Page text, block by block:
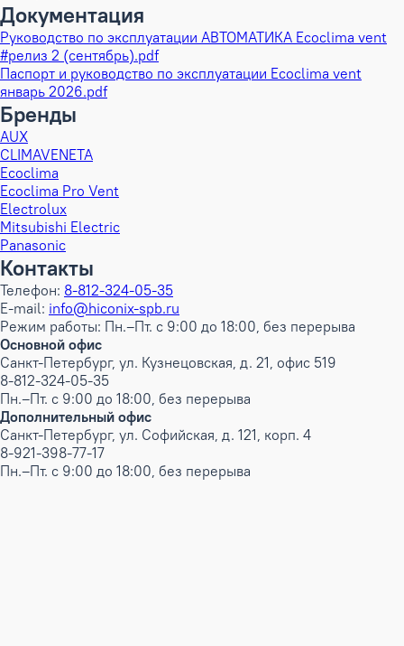
Документация
Руководство по эксплуатации АВТОМАТИКА Ecoclima vent
#релиз 2 (сентябрь).pdf
Паспорт и руководство по эксплуатации Ecoclima vent
январь 2026.pdf
Бренды
AUX
CLIMAVENETA
Ecoclima
Ecoclima Pro Vent
Electrolux
Mitsubishi Electric
Panasonic
Контакты
Телефон: 8-812-324-05-35
E-mail: info@hiconix-spb.ru
Режим работы: Пн.–Пт. с 9:00 до 18:00, без перерыва
Основной офис
Санкт-Петербург, ул. Кузнецовская, д. 21, офис 519
8-812-324-05-35
Пн.–Пт. с 9:00 до 18:00, без перерыва
Дополнительный офис
Санкт-Петербург, ул. Софийская, д. 121, корп. 4
8-921-398-77-17
Пн.–Пт. с 9:00 до 18:00, без перерыва